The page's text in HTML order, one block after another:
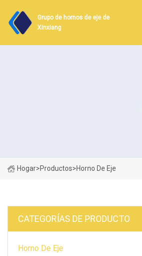
Grupo de hornos de eje de
Xinxiang
Hogar>Productos>Horno De Eje
CATEGORÍAS DE PRODUCTO
Horno De Eje